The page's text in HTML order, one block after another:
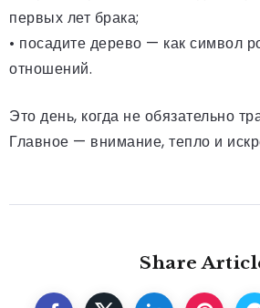
первых лет брака;
• посадите дерево — как символ
отношений.
Это день, когда не обязательно
Главное — внимание, тепло и
Share